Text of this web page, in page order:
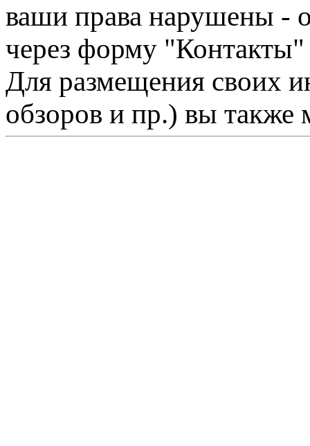
ваши права нарушены -
через форму "Контакты"
Для размещения своих
обзоров и пр.) вы также